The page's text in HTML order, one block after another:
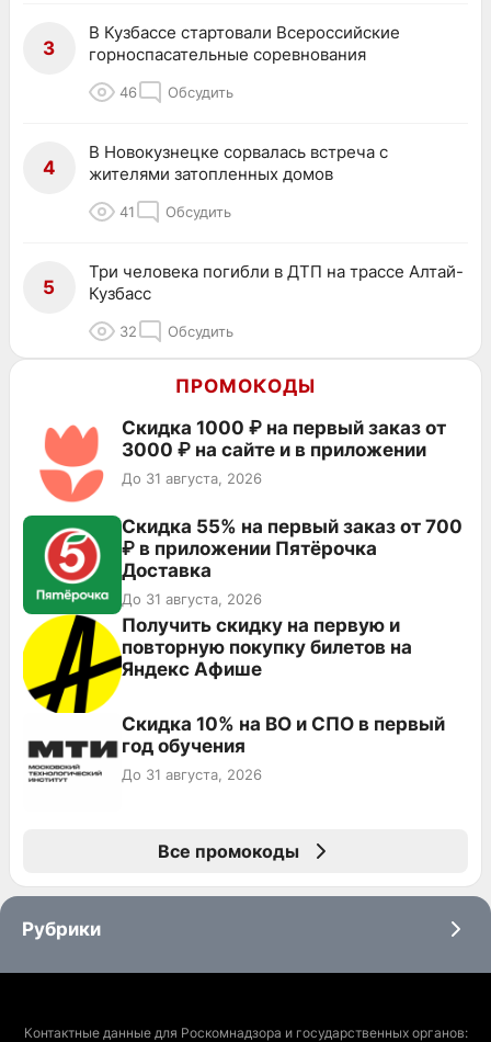
3
В Кузбассе стартовали Всероссийские
горноспасательные соревнования
46 Обсудить
4
В Новокузнецке сорвалась встреча с
жителями затопленных домов
41 Обсудить
5
Три человека погибли в ДТП на трассе Алтай-
Кузбасс
32 Обсудить
ПРОМОКОДЫ
Скидка 1000 ₽ на первый заказ от
3000 ₽ на сайте и в приложении
До 31 августа, 2026
Скидка 55% на первый заказ от 700
₽ в приложении Пятёрочка
Доставка
До 31 августа, 2026
Получить скидку на первую и
повторную покупку билетов на
Яндекс Афише
Скидка 10% на ВО и СПО в первый
год обучения
До 31 августа, 2026
Все промокоды
Рубрики
Контактные данные для Роскомнадзора и государственных органов: